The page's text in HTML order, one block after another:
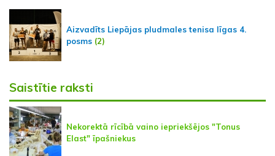
Aizvadīts Liepājas pludmales tenisa līgas 4.
posms (2)
Saistītie raksti
Nekorektā rīcībā vaino iepriekšējos "Tonus
Elast" īpašniekus